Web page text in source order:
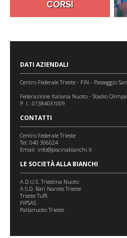
CORSI
DATI AZIENDALI
Centro Federale Trieste - FIN - Passeggio
Federazione Italiana Nuoto - Stadio
P. I.: 01384031009
CONTATTI
Centro Federale Trieste
Tel: 040 306024
Email: info@piscinabianchi.it
LE SOCIETÀ ALLA BIANCHI
A.D.U.S. Triestina Nuoto
A.S.D. Rari Nantes Trieste
Trieste Tuffi
FIPSAS
Pallanuoto Trieste